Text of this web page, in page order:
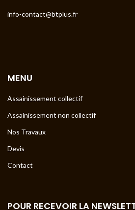
info-contact@btplus.fr
MENU
Assainissement collectif
Assainissement non collectif
Nos Travaux
Devis
Contact
POUR RECEVOIR LA